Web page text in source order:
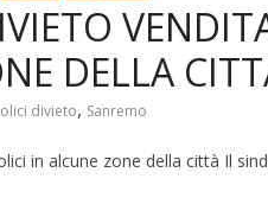
DELLA
divieto, Sanremo
in alcune zone della città Il